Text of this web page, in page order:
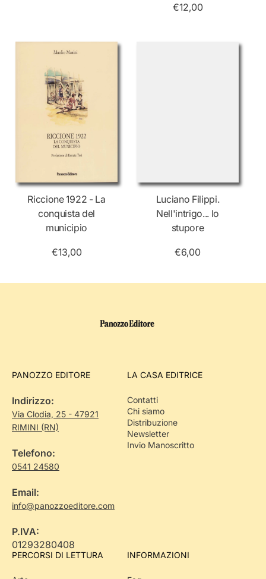
€12,00
Riccione 1922 - La
conquista del
municipio
€13,00
Luciano Filippi.
Nell'intrigo... lo
stupore
€6,00
PANOZZO EDITORE
Indirizzo:
Via Clodia, 25 - 47921
RIMINI (RN)
Telefono:
0541 24580
Email:
info@panozzoeditore.com
P.IVA:
01293280408
LA CASA EDITRICE
Contatti
Chi siamo
Distribuzione
Newsletter
Invio Manoscritto
PERCORSI DI LETTURA INFORMAZIONI